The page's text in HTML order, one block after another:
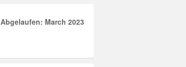
Abgelaufen: March 2023